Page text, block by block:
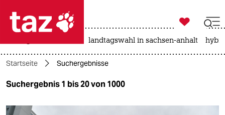
 taz zahl ich
taz zahl ich
themen

taz zahl ich
landtagswahl in sachsen-anhalt
Startseite Suchergebnisse
Suchergebnis 1 bis 20 von 1000